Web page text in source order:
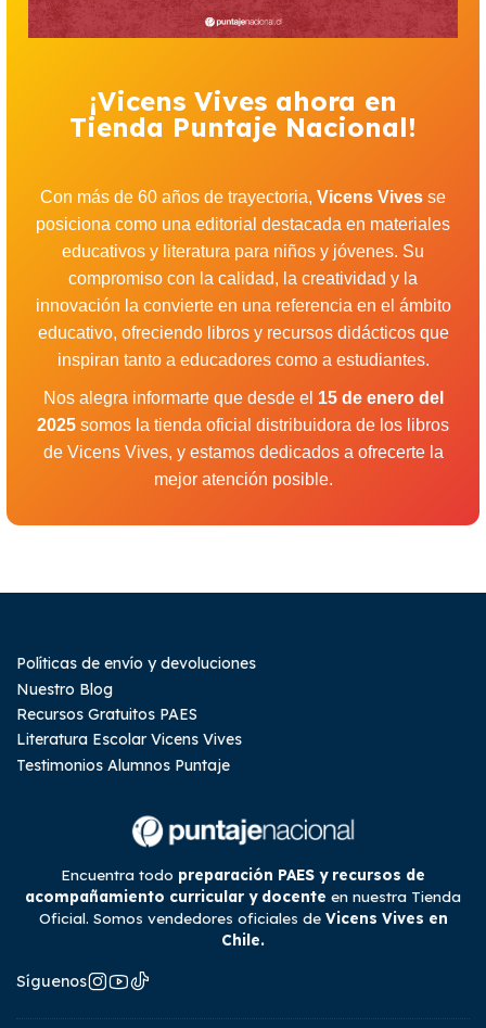
¡Vicens Vives ahora en
Tienda Puntaje Nacional!
Con más de 60 años de trayectoria, Vicens Vives se
posiciona como una editorial destacada en materiales
educativos y literatura para niños y jóvenes. Su
compromiso con la calidad, la creatividad y la
innovación la convierte en una referencia en el ámbito
educativo, ofreciendo libros y recursos didácticos que
inspiran tanto a educadores como a estudiantes.
Nos alegra informarte que desde el 15 de enero del
2025 somos la tienda oficial distribuidora de los libros
de Vicens Vives, y estamos dedicados a ofrecerte la
mejor atención posible.
Políticas de envío y devoluciones
Nuestro Blog
Recursos Gratuitos PAES
Literatura Escolar Vicens Vives
Testimonios Alumnos Puntaje
Encuentra todo preparación PAES y recursos de
acompañamiento curricular y docente en nuestra Tienda
Oficial. Somos vendedores oficiales de Vicens Vives en
Chile.
Síguenos